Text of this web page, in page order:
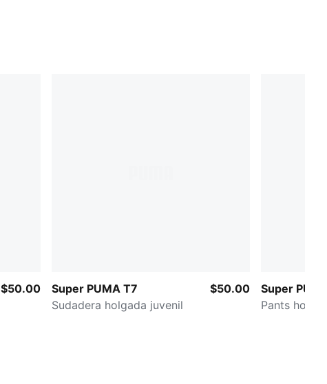
$50.00
Super PUMA T7
Sudadera holgada juvenil
$50.00
Super
Pants